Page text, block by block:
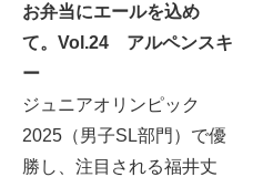
お弁当にエールを込め
て。Vol.24 アルペンスキ
ー
ジュニアオリンピック
2025（男子SL部門）で優
勝し、注目される福井丈